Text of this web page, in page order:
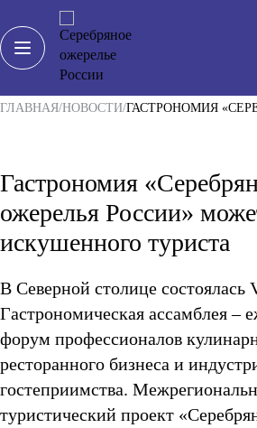
О ПРОЕКТЕ
РЕГИОНЫ
Санкт-Петербург
Вологодская
Калининградская
Мурманская
Ненецкий автономный
Новгородская
Псковская область
Республика
ТУРЫ И
НОВОСТИ
КАЛЕНДАРЬ
КОНТАКТЫ
ГЛАВНАЯ НОВОСТИ ГАСТРОНОМИЯ «СЕРЕБРЯНОГО ОЖЕРЕЛЬЯ
Гастрономия
ожерелья России»
искушенного туриста
В Северной столице состоялась
Гастрономическая ассамблея –
форум профессионалов
ресторанного бизнеса и
гостеприимства.
туристический проект